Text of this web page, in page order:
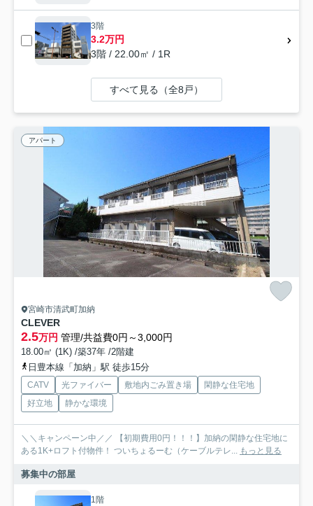
3階
3.2万円
3階 / 22.00㎡ / 1R
すべて見る（全8戸）
アパート
宮崎市清武町加納
CLEVER
2.5万円 管理/共益費0円～3,000円
18.00㎡ (1K) /築37年 /2階建
日豊本線「加納」駅 徒歩15分
CATV 光ファイバー 敷地内ごみ置き場
閑静な住宅地
好立地
静かな環境
＼＼キャンペーン中／／ 【初期費用0円！！！】加納の閑静な住宅地に
ある1K+ロフト付物件！ ついちょるーむ（ケーブルテレ... もっと見る
募集中の部屋
1階